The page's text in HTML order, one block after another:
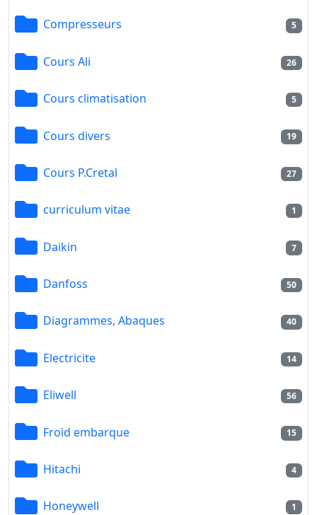
Compresseurs 5
Cours Ali 26
Cours climatisation 5
Cours divers 19
Cours P.Cretal 27
curriculum vitae 1
Daikin 7
Danfoss 50
Diagrammes, Abaques 40
Electricite 14
Eliwell 56
Froid embarque 15
Hitachi 4
Honeywell 1